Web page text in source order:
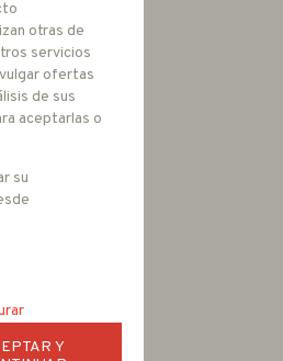
otras de
servicios
ofertas
de sus
aceptarlas o
su
Y